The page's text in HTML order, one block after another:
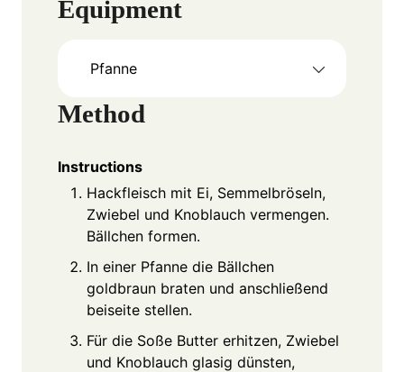
Equipment
Pfanne
Method
Instructions
Hackfleisch mit Ei, Semmelbröseln,
Zwiebel und Knoblauch vermengen.
Bällchen formen.
In einer Pfanne die Bällchen
goldbraun braten und anschließend
beiseite stellen.
Für die Soße Butter erhitzen, Zwiebel
und Knoblauch glasig dünsten,